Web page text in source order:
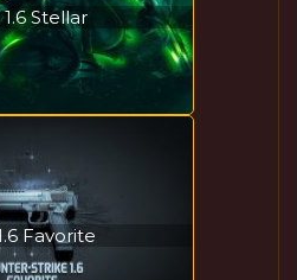
1.6 Stellar
Favorite